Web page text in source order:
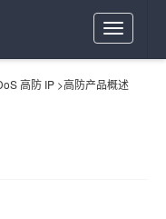
Toggle
navigation
高防 IP >高防产品概述